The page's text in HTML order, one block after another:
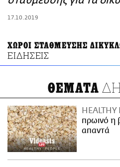
17.10.2019
ΧΩΡΟΙ ΣΤΑΘΜΕΥΣΗΣ
ΕΙΔΗΣΕΙΣ
ΘΕΜΑΤΑ
HEALTHY
πρωινό η
απαντά